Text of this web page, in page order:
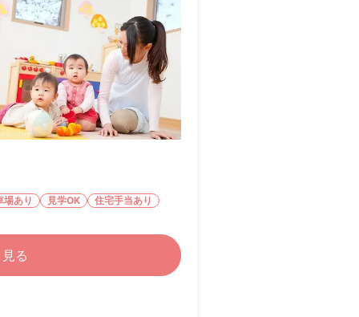
場あり 見学OK 住宅手当あり
る